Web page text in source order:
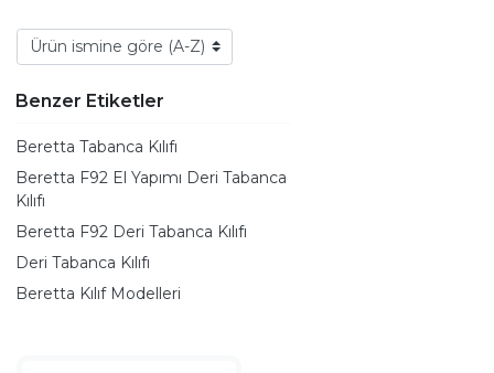
Benzer Etiketler
Beretta Tabanca Kılıfı
Beretta F92 El Yapımı Deri Tabanca
Kılıfı
Beretta F92 Deri Tabanca Kılıfı
Deri Tabanca Kılıfı
Beretta Kılıf Modelleri